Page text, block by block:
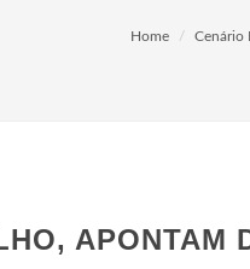
Home Cenário
APONTAM